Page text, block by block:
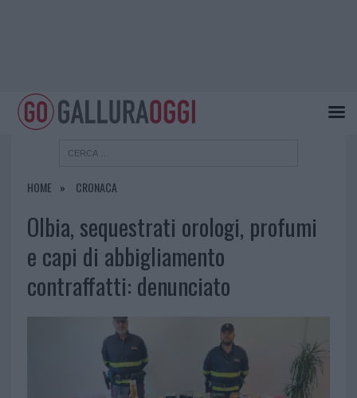
HOME CRONACA
Olbia, sequestrati orologi, profumi
e capi di abbigliamento
contraffatti: denunciato